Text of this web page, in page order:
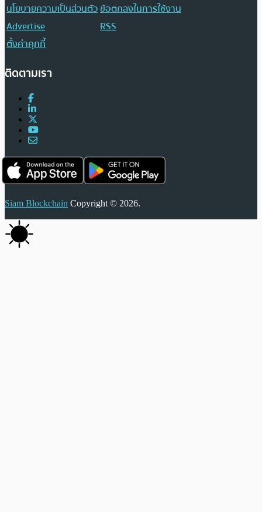
นโยบายความเป็นส่วนตัวข้อตกลงในการใช้งาน
Advertise
RSS
ตั้งค่าคุกกี้
ติดตามเรา
Siam Blockchain Copyright © 2026.